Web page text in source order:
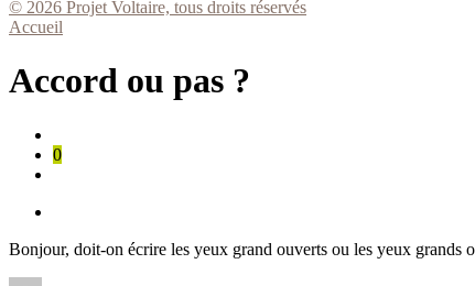
© 2026 Projet Voltaire, tous droits réservés
Accueil
Accord ou pas ?
0
Bonjour, doit-on écrire les yeux grand ouverts ou les yeux grands